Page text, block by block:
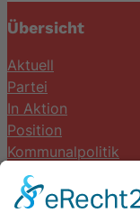
Übersicht
Aktuell
Partei
In Aktion
Position
Kommunalpolitik
Termine